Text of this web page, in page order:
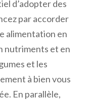
d’adopter des
par accorder
alimentation en
nutriments et en
et les
à bien vous
En parallèle,